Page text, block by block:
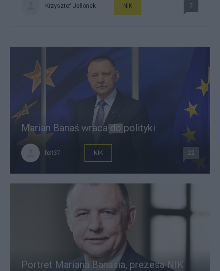
Krzysztof Jellonek NIK 7
Marian Banaś wraca do polityki
folt37 NIK 22
Portret Mariana Banasia, prezesa NIK